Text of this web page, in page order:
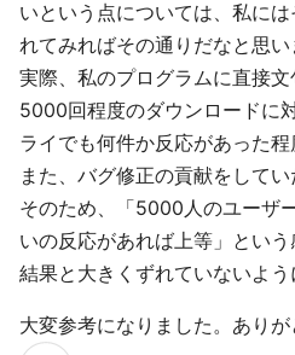
いという点については、私に
れてみればその通りだなと思い
実際、私のプログラムに直接
5000回程度のダウンロードに
ライでも何件か反応があった程
また、バグ修正の貢献をしてい
そのため、「5000人のユーザ
いの反応があれば上等」とい
結果と大きくずれていないよう
大変参考になりました。ありが